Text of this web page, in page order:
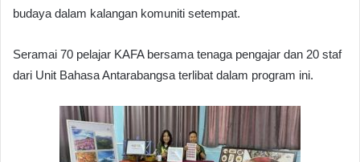
budaya dalam kalangan komuniti setempat.
Seramai 70 pelajar KAFA bersama tenaga pengajar dan 20 staf
dari Unit Bahasa Antarabangsa terlibat dalam program ini.